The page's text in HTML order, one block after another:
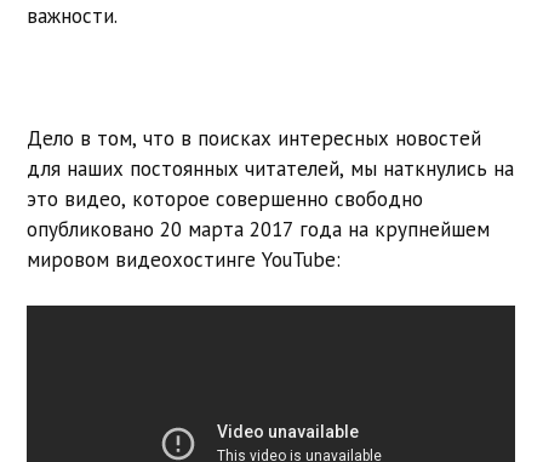
важности.
Дело в том, что в поисках интересных новостей
для наших постоянных читателей, мы наткнулись на
это видео, которое совершенно свободно
опубликовано 20 марта 2017 года на крупнейшем
мировом видеохостинге YouTube: